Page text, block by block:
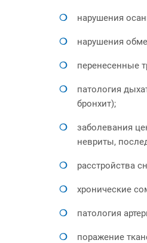
нарушения
нарушения
перенесенные
патология
бронхит);
заболевания
невриты,
расстройства
хронические
патология
поражение